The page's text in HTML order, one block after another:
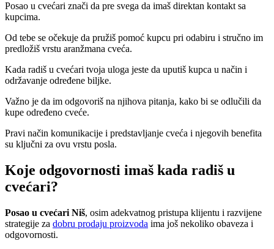
Posao u cvećari znači da pre svega da imaš direktan kontakt sa
kupcima.
Od tebe se očekuje da pružiš pomoć kupcu pri odabiru i stručno im
predložiš vrstu aranžmana cveća.
Kada radiš u cvećari tvoja uloga jeste da uputiš kupca u način i
održavanje određene biljke.
Važno je da im odgovoriš na njihova pitanja, kako bi se odlučili da
kupe određeno cveće.
Pravi način komunikacije i predstavljanje cveća i njegovih benefita
su ključni za ovu vrstu posla.
Koje odgovornosti imaš kada radiš u
cvećari?
Posao u cvećari Niš, osim adekvatnog pristupa klijentu i razvijene
strategije za dobru prodaju proizvoda ima još nekoliko obaveza i
odgovornosti.